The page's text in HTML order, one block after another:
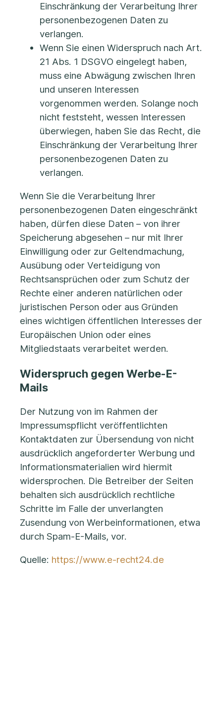
Einschränkung der Verarbeitung Ihrer
personenbezogenen Daten zu
verlangen.
Wenn Sie einen Widerspruch nach Art.
21 Abs. 1 DSGVO eingelegt haben,
muss eine Abwägung zwischen Ihren
und unseren Interessen
vorgenommen werden. Solange noch
nicht feststeht, wessen Interessen
überwiegen, haben Sie das Recht, die
Einschränkung der Verarbeitung Ihrer
personenbezogenen Daten zu
verlangen.
Wenn Sie die Verarbeitung Ihrer
personenbezogenen Daten eingeschränkt
haben, dürfen diese Daten – von ihrer
Speicherung abgesehen – nur mit Ihrer
Einwilligung oder zur Geltendmachung,
Ausübung oder Verteidigung von
Rechtsansprüchen oder zum Schutz der
Rechte einer anderen natürlichen oder
juristischen Person oder aus Gründen
eines wichtigen öffentlichen Interesses der
Europäischen Union oder eines
Mitgliedstaats verarbeitet werden.
Widerspruch gegen Werbe-E-
Mails
Der Nutzung von im Rahmen der
Impressumspflicht veröffentlichten
Kontaktdaten zur Übersendung von nicht
ausdrücklich angeforderter Werbung und
Informationsmaterialien wird hiermit
widersprochen. Die Betreiber der Seiten
behalten sich ausdrücklich rechtliche
Schritte im Falle der unverlangten
Zusendung von Werbeinformationen, etwa
durch Spam-E-Mails, vor.
Quelle: https://www.e-recht24.de